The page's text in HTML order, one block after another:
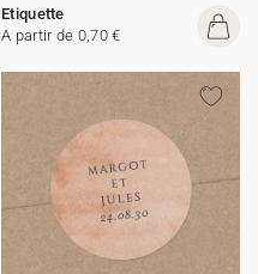
Etiquette
A partir de 0,70 €